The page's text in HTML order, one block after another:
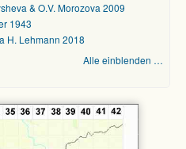
& O.V. Morozova 2009
1943
H. Lehmann 2018
Alle einblenden …